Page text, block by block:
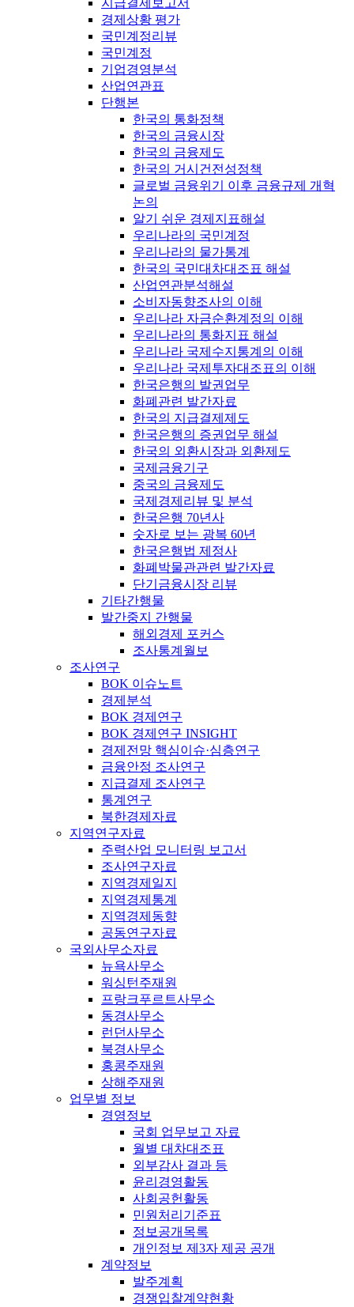
지급결제보고서
경제상황 평가
국민계정리뷰
국민계정
기업경영분석
산업연관표
단행본
한국의 통화정책
한국의 금융시장
한국의 금융제도
한국의 거시건전성정책
글로벌 금융위기 이후 금융규제 개혁
논의
알기 쉬운 경제지표해설
우리나라의 국민계정
우리나라의 물가통계
한국의 국민대차대조표 해설
산업연관분석해설
소비자동향조사의 이해
우리나라 자금순환계정의 이해
우리나라의 통화지표 해설
우리나라 국제수지통계의 이해
우리나라 국제투자대조표의 이해
한국은행의 발권업무
화폐관련 발간자료
한국의 지급결제제도
한국은행의 증권업무 해설
한국의 외환시장과 외환제도
국제금융기구
중국의 금융제도
국제경제리뷰 및 분석
한국은행 70년사
숫자로 보는 광복 60년
한국은행법 제정사
화폐박물관관련 발간자료
단기금융시장 리뷰
기타간행물
발간중지 간행물
해외경제 포커스
조사통계월보
조사연구
BOK 이슈노트
경제분석
BOK 경제연구
BOK 경제연구 INSIGHT
경제전망 핵심이슈·심층연구
금융안정 조사연구
지급결제 조사연구
통계연구
북한경제자료
지역연구자료
주력산업 모니터링 보고서
조사연구자료
지역경제일지
지역경제통계
지역경제동향
공동연구자료
국외사무소자료
뉴욕사무소
워싱턴주재원
프랑크푸르트사무소
동경사무소
런던사무소
북경사무소
홍콩주재원
상해주재원
업무별 정보
경영정보
국회 업무보고 자료
월별 대차대조표
외부감사 결과 등
윤리경영활동
사회공헌활동
민원처리기준표
정보공개목록
개인정보 제3자 제공 공개
계약정보
발주계획
경쟁입찰계약현황